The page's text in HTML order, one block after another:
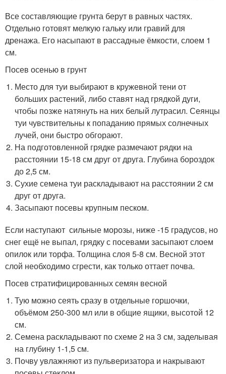
Все составляющие грунта берут в равных частях.
Отдельно готовят мелкую гальку или гравий для
дренажа. Его насыпают в рассадные ёмкости, слоем 1
см.
Посев осенью в грунт
Место для туи выбирают в кружевной тени от
больших растений, либо ставят над грядкой дуги,
чтобы позже натянуть на них белый лутрасил. Сеянцы
туи чувствительны к попаданию прямых солнечных
лучей, они быстро обгорают.
На подготовленной грядке размечают рядки на
расстоянии 15-18 см друг от друга. Глубина бороздок
до 2,5 см.
Сухие семена туи раскладывают на расстоянии 2 см
друг от друга.
Засыпают посевы крупным песком.
Если наступают сильные морозы, ниже -15 градусов, но
снег ещё не выпал, грядку с посевами засыпают слоем
опилок или торфа. Толщина слоя 5-8 см. Весной этот
слой необходимо сгрести, как только оттает почва.
Посев стратифицированных семян весной
Тую можно сеять сразу в отдельные горшочки,
объёмом 250-300 мл или в общие ящики, высотой 12
см.
Семена раскладывают по схеме 2 на 3 см, заделывая
на глубину 1-1,5 см.
Почву увлажняют из пульверизатора и накрывают